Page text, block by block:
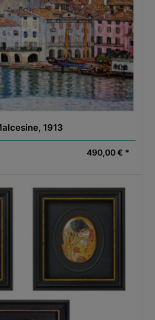
1913
490,00 € *